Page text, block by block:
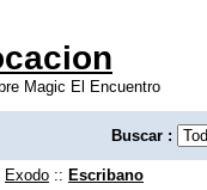
Magic El Encuentro
Buscar :
Exodo :: Escribano